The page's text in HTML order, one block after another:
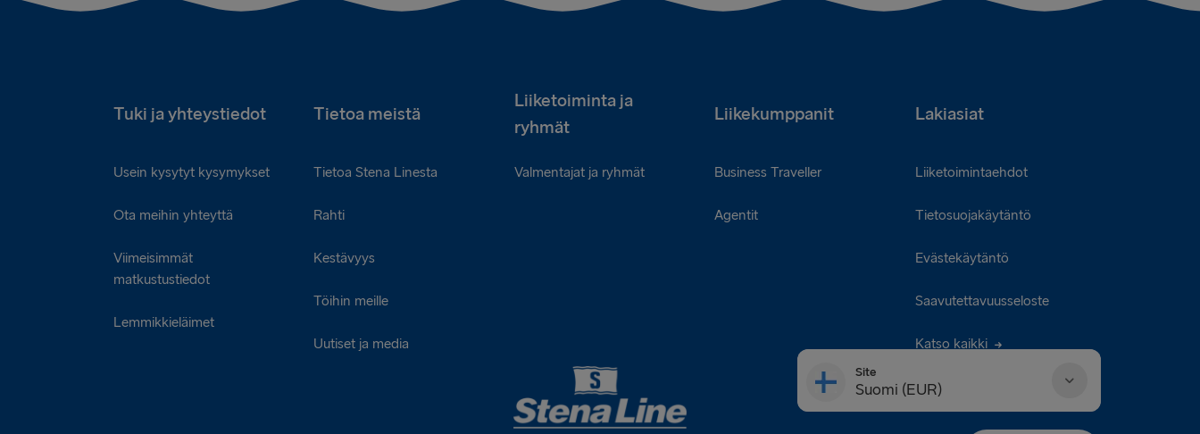
Tuki ja yhteystiedot Tietoa meistä
Liiketoiminta ja
ryhmät
Liikekumppanit Lakiasiat
Usein kysytyt kysymykset
Ota meihin yhteyttä
Viimeisimmät
matkustustiedot
Lemmikkieläimet
Tietoa Stena Linesta
Rahti
Kestävyys
Töihin meille
Uutiset ja media
Valmentajat ja ryhmät Business Traveller
Agentit
Liiketoimintaehdot
Tietosuojakäytäntö
Evästekäytäntö
Saavutettavuusseloste
Katso kaikki
Site
Suomi (EUR)